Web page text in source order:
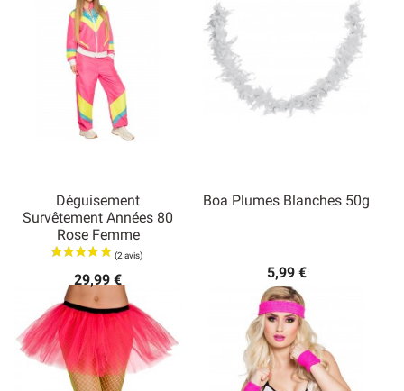
Déguisement
Survêtement Années 80
Rose Femme
29,99 €
Boa Plumes Blanches 50g
5,99 €